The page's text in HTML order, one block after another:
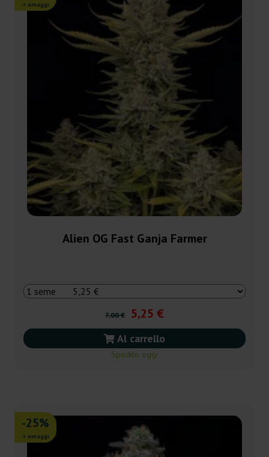
+ omaggi
Alien OG Fast Ganja Farmer
7,00 € 5,25 €
Al carrello
Spedito oggi
-25%
+ omaggi